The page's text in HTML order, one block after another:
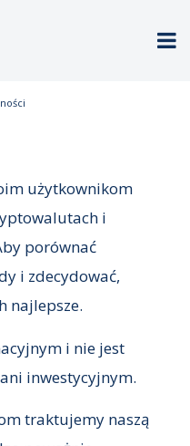
użytkownikom
i
porównać
i zdecydować,
najlepsze.
i nie jest
inwestycyjnym.
traktujemy naszą